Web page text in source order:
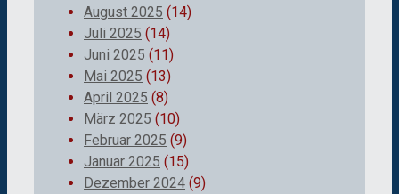
August 2025 (14)
Juli 2025 (14)
Juni 2025 (11)
Mai 2025 (13)
April 2025 (8)
März 2025 (10)
Februar 2025 (9)
Januar 2025 (15)
Dezember 2024 (9)